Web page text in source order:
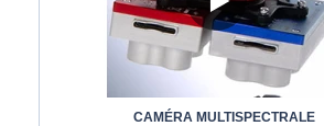
CAMÉRA MULTISPECTRALE